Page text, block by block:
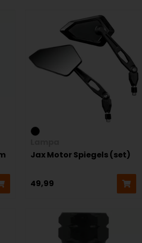
Jax Motor Spiegels (set)
49,99